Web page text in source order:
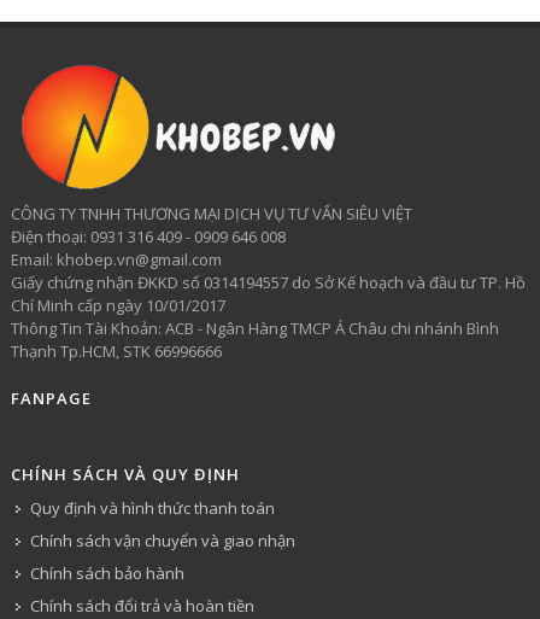
CÔNG TY TNHH THƯƠNG MẠI DỊCH VỤ TƯ VẤN SIÊU VIỆT
​Điện thoại: 0931 316 409 - 0909 646 008
Email: khobep.vn@gmail.com
Giấy chứng nhận ĐKKD số 0314194557 do Sở Kế hoạch và đầu tư TP. Hồ
Chí Minh cấp ngày 10/01/2017
Thông Tin Tài Khoản: ACB - Ngân Hàng TMCP Á Châu chi nhánh Bình
Thạnh Tp.HCM, STK 66996666
FANPAGE
CHÍNH SÁCH VÀ QUY ĐỊNH
Quy định và hình thức thanh toán
Chính sách vận chuyển và giao nhận
Chính sách bảo hành
Chính sách đổi trả và hoàn tiền